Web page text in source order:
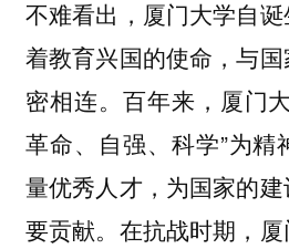
不难看出，厦门大学自
着教育兴国的使命，与
密相连。百年来，厦门
革命、自强、科学”为精
量优秀人才，为国家的
要贡献。在抗战时期，